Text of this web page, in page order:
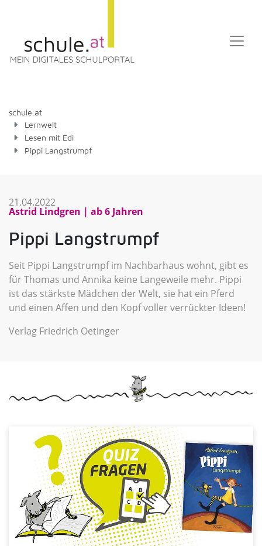
schule.at
Lernwelt
Lesen mit Edi
Pippi Langstrumpf
21.04.2022
Astrid Lindgren ab 6 Jahren
Pippi Langstrumpf
Seit Pippi Langstrumpf im Nachbarhaus wohnt, gibt es
für Thomas und Annika keine Langeweile mehr. Pippi
ist das stärkste Mädchen der Welt, sie hat ein Pferd
und einen Affen und den Kopf voller verrückter Ideen!
Verlag Friedrich Oetinger